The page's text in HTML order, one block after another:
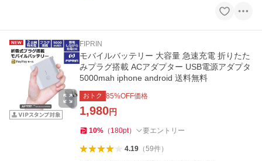
FIPRIN
モバイルバッテリー 大容量 急速充電 折りたた
みプラグ搭載 ACアダプター USB電源アダプタ
5000mah iphone android 送料無料
おトク 85%OFF価格
1,980円
10% （ 180pt） 要エントリー
4.19（59件）